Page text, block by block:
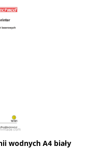
wodnych A4 biały